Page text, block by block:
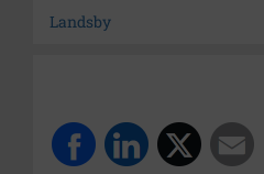
Landsby